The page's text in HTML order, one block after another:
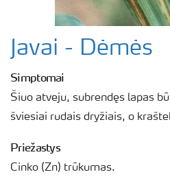
Javai - Dėmės
Simptomai
Šiuo atveju, subrendęs lapas
šviesiai rudais dryžiais, o
Priežastys
Cinko (Zn) trūkumas.